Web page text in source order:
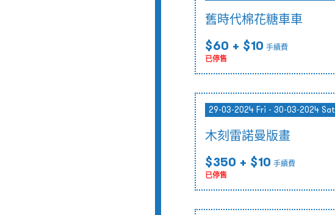
舊時代棉花糖車車
$60 + $10 手續費
已停售
29-03-2024 Fri - 30-03-2024 Sat
木刻雷諾曼版畫
$350 + $10 手續費
已停售